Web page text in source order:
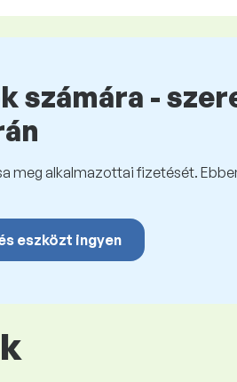
számára -
meg alkalmazottai fizetését.
eszközt ingyen